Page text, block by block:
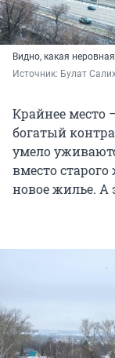
Видно, какая
Источник: Булат
Крайнее место
богатый
умело
вместо
новое жилье. А